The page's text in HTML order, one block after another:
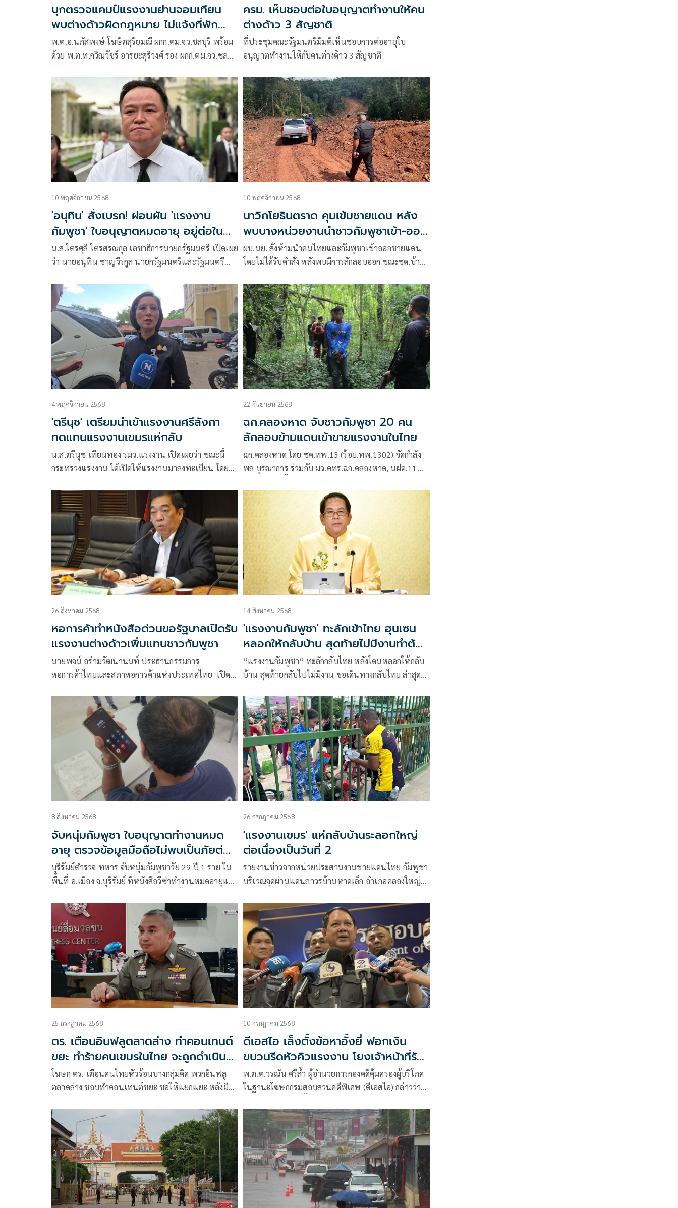
บุกตรวจแคมป์แรงงานย่านจอมเทียน
พบต่างด้าวผิดกฎหมาย ไม่แจ้งที่พัก
อาศัยกว่า 200 ราย
พ.ต.อ.นภัสพงษ์ โฆษิตสุริยมณี ผกก.ตม.จว.ชลบุรี พร้อม
ด้วย พ.ต.ท.กวิณวัชร์ อารยะสุริวงศ์ รอง ผกก.ตม.จว.ชลบุรี
และ ร.ต.อ.วิรัช ปัฏธรรมวงศ์ รอง สว.ตม.จว.ชลบุรี บูรณา
การกำลังร่วมกับตำรวจท่องเที่ยว จำนวนกว่า 50 นาย นำ
โดย พ.ต.ต.สมชนก ชัยประเสริฐสกุล สว.กก.2 บก.ทท.1
เข้าปิดล้อมตรวจค้นแคมป์แรงงานก่อสร้าง ย่านเทพ
ประสิทธิ์และจอมเทียน จำนวน 2 จุด เพื่อปราบปราม
แรงงานต่างด้าวผิดกฎหมาย ตามนโยบายสำคัญของ
พล.ต.อ.สำราญ นวลมา รองผู้บัญชาการตำรวจแห่งชาติ
ครม. เห็นชอบต่อใบอนุญาตทำงานให้คน
ต่างด้าว 3 สัญชาติ
ที่ประชุมคณะรัฐมนตรีมีมติเห็นชอบการต่ออายุใบ
อนุญาตทำงานให้กับคนต่างด้าว 3 สัญชาติ
10 พฤศจิกายน 2568
'อนุทิน' สั่งเบรก! ผ่อนผัน 'แรงงาน
กัมพูชา' ใบอนุญาตหมดอายุ อยู่ต่อใน
ไทย
น.ส.ไตรศุลี ไตรสรณกุล เลขาธิการนายกรัฐมนตรี เปิดเผย
ว่า นายอนุทิน ชาญวีรกูล นายกรัฐมนตรีและรัฐมนตรี
ประกาศกระทรวงมหาดไทย เรื่องการอนุญาตให้คน
ต่างด้าว
10 พฤศจิกายน 2568
นาวิกโยธินตราด คุมเข้มชายแดน หลัง
พบบางหน่วยงานนำชาวกัมพูชาเข้า-ออก
โดยไม่แจ้ง
ผบ.นย. สั่งห้ามนำคนไทยและกัมพูชาเข้าออกชายแดน
โดยไม่ได้รับคำสั่ง หลังพบมีการลักลอบออก ขณะชด.บ้าน
4 พฤศจิกายน 2568
'ตรีนุช' เตรียมนำเข้าแรงงานศรีลังกา
ทดแทนแรงงานเขมรแห่กลับ
น.ส.ตรีนุช เทียนทอง รมว.แรงงาน เปิดเผยว่า ขณะนี้
กระทรวงแรงงาน ได้เปิดให้แรงงานมาลงทะเบียน โดย
ที่เกิดจากเหตุการณ์ความไม่สงบชายแดนที่ผ่านมา
22 กันยายน 2568
ฉก.คลองหาด จับชาวกัมพูชา 20 คน
ลักลอบข้ามแดนเข้าขายแรงงานในไทย
ฉก.คลองหาด โดย ชค.ทพ.13 (ร้อย.ทพ.1302) จัดกำลัง
พล บูรณาการ ร่วมกับ มว.คทร.ฉก.คลองหาด, นฝด.11
แดน
26 สิงหาคม 2568
หอการค้าทำหนังสือด่วนขอรัฐบาลเปิดรับ
แรงงานต่างด้าวเพิ่มแทนชาวกัมพูชา
นายพจน์ อร่ามวัฒนานนท์ ประธานกรรมการ
หอการค้าไทยและสภาหอการค้าแห่งประเทศไทย เปิด
14 สิงหาคม 2568
'แรงงานกัมพูชา' ทะลักเข้าไทย ฮุนเซน
หลอกให้กลับบ้าน สุดท้ายไม่มีงานทำต้อง
ลอบข้ามแดนกลับมา
“แรงงานกัมพูชา“ ทะลักกลับไทย หลังโดนหลอกให้กลับ
บ้าน สุดท้ายกลับไปไม่มีงาน ขอเดินทางกลับไทย ล่าสุด
ได้อีก 6 เดือน ไม่ต้องข้ามแดนไปต่ออายุ ด้วยเหตุผลทาง
ด้านมนุษยธรรม
8 สิงหาคม 2568
จับหนุ่มกัมพูชา ใบอนุญาตทำงานหมด
อายุ ตรวจข้อมูลมือถือไม่พบเป็นภัยต่อ
ความมั่นคง
บุรีรัมย์ตำรวจ-ทหาร จับหนุ่มกัมพูชาวัย 29 ปี 1 ราย ใน
พื้นที่ อ.เมือง จ.บุรีรัมย์ ที่หนังสือวีซ่าทำงานหมดอายุแล้ว
ส่วนเมียไปทำงานกรุงเทพฯ ตรวจสอบเบื้องต้นยังไม่พบ
ความผิดปกติ หรือเป็นสายลับ
26 กรกฎาคม 2568
'แรงงานเขมร' แห่กลับบ้านระลอกใหญ่
ต่อเนื่องเป็นวันที่ 2
รายงานข่าวจากหน่วยประสานงานชายแดนไทย-กัมพูชา
บริเวณจุดผ่านแดนถาวรบ้านหาดเล็ก อำเภอคลองใหญ่
ประเทศเป็นจำนวนมากตั้งแต่ช่วงเช้ามืด
25 กรกฎาคม 2568
ตร. เตือนอินฟลูตลาดล่าง ทำคอนเทนต์
ขยะ ทำร้ายคนเขมรในไทย จะถูกดำเนิน
คดีตามกฎหมาย
โฆษก ตร. เตือนคนไทยหัวร้อนบางกลุ่มคิด พวกอินฟลู
ตลาดล่าง ชอบทำคอนเทนต์ขยะ ขอให้แยกแยะ หลังมี
ทรัพย์สินประชาชนที่อพยพออกจากบ้าน
10 กรกฎาคม 2568
ดีเอสไอ เล็งตั้งข้อหาอั้งยี่ ฟอกเงิน
ขบวนรีดหัวคิวแรงงาน โยงเจ้าหน้าที่รัฐ
ไทย-กัมพูชา
พ.ต.ต.วรณัน ศรีล้ำ ผู้อำนวยการกองคดีคุ้มครองผู้บริโภค
ในฐานะโฆษกกรมสอบสวนคดีพิเศษ (ดีเอสไอ) กล่าวว่า
27/2568 อยู่ระหว่างการทยอยเชิญบุคคลที่เกี่ยวข้องมา
ให้ถ้อยคำเพื่อหาข้อเท็จจริง ประกอบเอกสารจากการ
ตรวจค้นบริษัท